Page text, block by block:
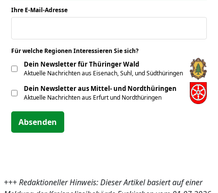
Ihre E-Mail-Adresse
Für welche Regionen Interessieren Sie sich?
Dein Newsletter für Thüringer Wald
Aktuelle Nachrichten aus Eisenach, Suhl, und Südthüringen
Dein Newsletter aus Mittel- und Nordthüringen
Aktuelle Nachrichten aus Erfurt und Nordthüringen
Absenden
+++Redaktioneller Hinweis: Dieser Artikel basiert auf einer